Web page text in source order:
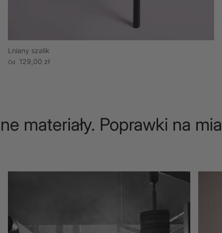
Lniany szalik
Cena regularna
Od 129,00 zł
materiały. Poprawki na